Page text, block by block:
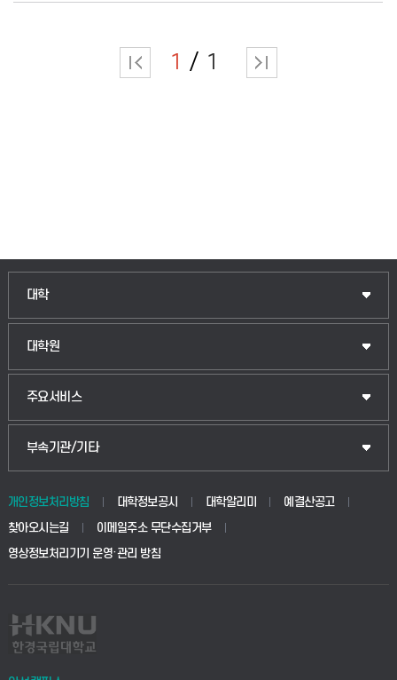
1 1
대학
인문융합공공인재학부
법경영학부
생명공학부
사회안전시스템공학부
대학원
일반대학원
산업대학원
공공정책대학원
교육대학원
주요서비스
입학안내
웹메일
학사시스템(전문학사 및 전공심화)
사이버캠퍼스(전문학사 및 전공심화)
시설바로처리서비스
부속기관/기타
중앙도서관
학생생활관(안성)
산학협력단
개인정보처리방침 대학정보공시 대학알리미
예결산공고
찾아오시는길
이메일주소 무단수집거부
영상정보처리기기 운영·관리 방침